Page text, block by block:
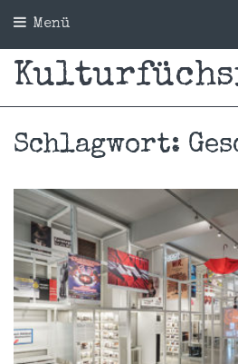
Menü
Schlagwort: